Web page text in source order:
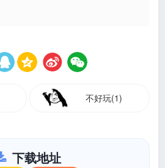
不好玩(1)
下载地址